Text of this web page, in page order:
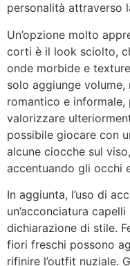
personalità attraverso
Un’opzione molto
corti è il look sciolto,
onde morbide e
solo aggiunge
romantico e
valorizzare
possibile giocare con
alcune ciocche sul
accentuando gli occhi
In aggiunta, l’uso di
un’acconciatura
dichiarazione di stile.
fiori freschi possono
rifinire l’outfit nuziale.